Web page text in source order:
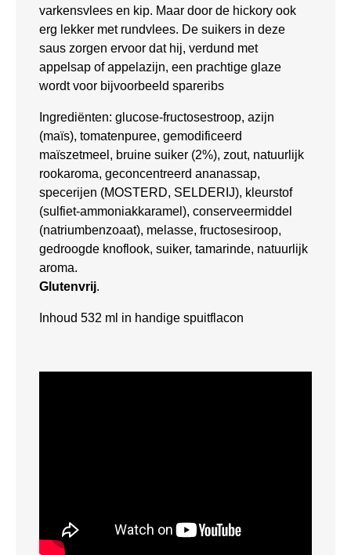
varkensvlees en kip. Maar door de hickory ook
erg lekker met rundvlees. De suikers in deze
saus zorgen ervoor dat hij, verdund met
appelsap of appelazijn, een prachtige glaze
wordt voor bijvoorbeeld spareribs
Ingrediënten: glucose-fructosestroop, azijn
(maïs), tomatenpuree, gemodificeerd
maïszetmeel, bruine suiker (2%), zout, natuurlijk
rookaroma, geconcentreerd ananassap,
specerijen (MOSTERD, SELDERIJ), kleurstof
(sulfiet-ammoniakkaramel), conserveermiddel
(natriumbenzoaat), melasse, fructosesiroop,
gedroogde knoflook, suiker, tamarinde, natuurlijk
aroma.
Glutenvrij.
Inhoud 532 ml in handige spuitflacon